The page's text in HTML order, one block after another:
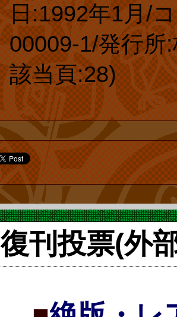
ップページで
絶版で手に入
コムにリクエ
数次第では再
せん。投票に
ですが、無料
い。
■『「ア
日:1992年1月/
00009-1/発行所
該当頁:28)
復刊投票(外